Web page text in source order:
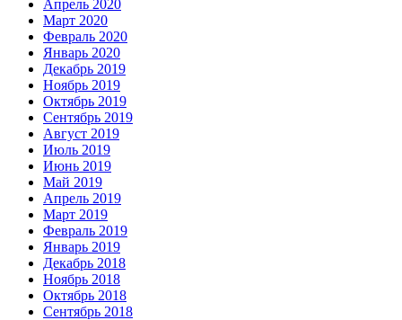
Апрель 2020
Март 2020
Февраль 2020
Январь 2020
Декабрь 2019
Ноябрь 2019
Октябрь 2019
Сентябрь 2019
Август 2019
Июль 2019
Июнь 2019
Май 2019
Апрель 2019
Март 2019
Февраль 2019
Январь 2019
Декабрь 2018
Ноябрь 2018
Октябрь 2018
Сентябрь 2018